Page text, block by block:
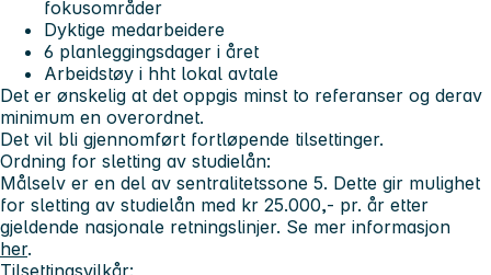
fokusområder
Dyktige medarbeidere
6 planleggingsdager i året
Arbeidstøy i hht lokal avtale
Det er ønskelig at det oppgis minst to referanser og derav
minimum en overordnet.
Det vil bli gjennomført fortløpende tilsettinger.
Ordning for sletting av studielån:
Målselv er en del av sentralitetssone 5. Dette gir mulighet
for sletting av studielån med kr 25.000,- pr. år etter
gjeldende nasjonale retningslinjer. Se mer informasjon
her.
Tilsettingsvilkår: